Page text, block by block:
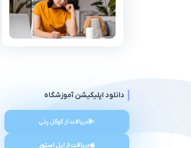
دانلود اپلیکیشن آموزشگاه
دریافت از گوگل پلی
دریافت از اپل استور